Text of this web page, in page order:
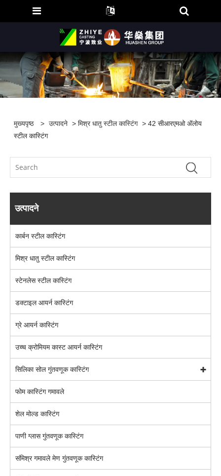
मुख्यपृष्ठ > उत्पादने >मिश्र धातु स्टील कास्टिंग > 42 सीआरएमओ अ‍ॅलोय
स्टील कास्टिंग
उत्पादने
कार्बन स्टील कास्टिंग
मिश्र धातु स्टील कास्टिंग
स्टेनलेस स्टील कास्टिंग
डक्टाइल आयर्न कास्टिंग
ग्रे आयर्न कास्टिंग
उच्च क्रोमियम कास्ट आयर्न कास्टिंग
सिलिका सोल गुंतवणूक कास्टिंग
फोम कास्टिंग गमावले
शेल मोल्ड कास्टिंग
पाणी ग्लास गुंतवणूक कास्टिंग
संमिश्र गमावले मेण गुंतवणूक कास्टिंग